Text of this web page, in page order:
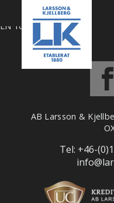
EN 1090 1
AB Larsson &
Tel: +46-